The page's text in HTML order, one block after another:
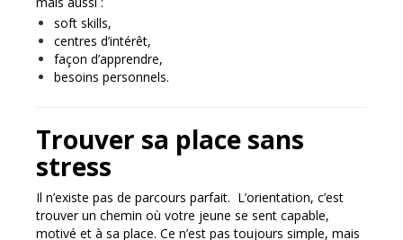
soft skills,
centres d’intérêt,
façon d’apprendre,
besoins personnels.
Trouver sa place sans
stress
Il n’existe pas de parcours parfait. L’orientation, c’est
trouver un chemin où votre jeune se sent capable,
motivé et à sa place. Ce n’est pas toujours simple, mais